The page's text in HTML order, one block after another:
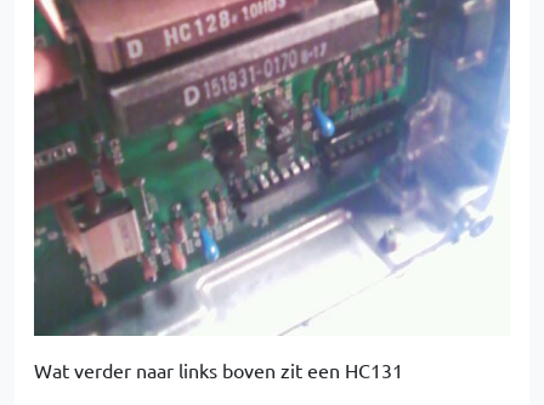
Wat verder naar links boven zit een HC131